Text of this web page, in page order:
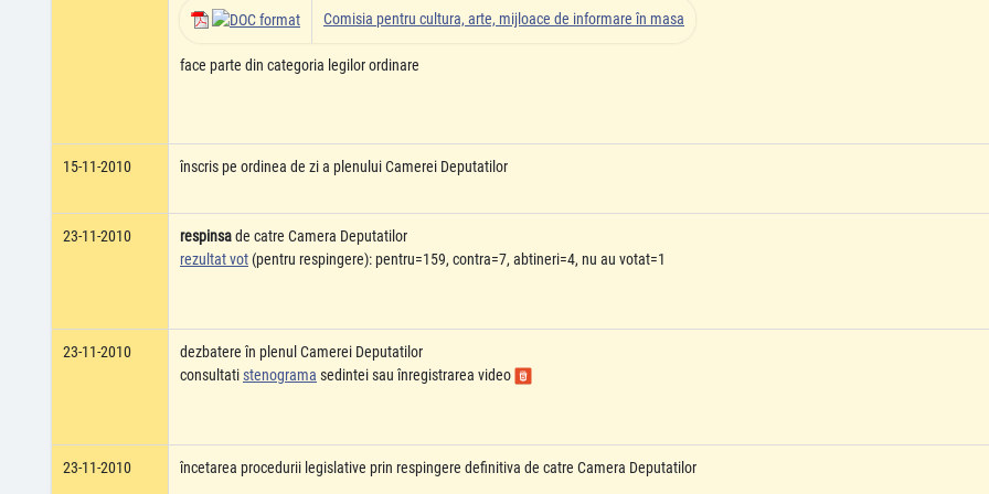
Comisia pentru cultura, arte, mijloace de informare în masa
face parte din categoria legilor ordinare
15-11-2010 înscris pe ordinea de zi a plenului Camerei Deputatilor
23-11-2010 respinsade catre Camera Deputatilor
rezultat vot (pentru respingere): pentru=159, contra=7, abtineri=4, nu au votat=1
23-11-2010
dezbatere în plenul Camerei Deputatilor
consultatistenograma sedintei sau înregistrarea video
23-11-2010 încetarea procedurii legislative prin respingere definitiva de catre Camera Deputatilor